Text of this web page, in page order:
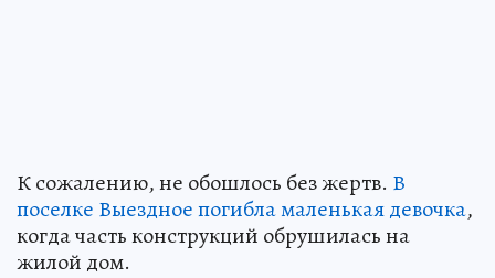
К сожалению, не обошлось без жертв. В
поселке Выездное погибла маленькая девочка,
когда часть конструкций обрушилась на
жилой дом.